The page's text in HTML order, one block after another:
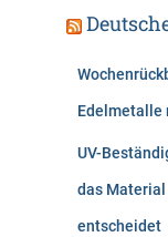
Edelmetalle
UV-
das
entscheidet